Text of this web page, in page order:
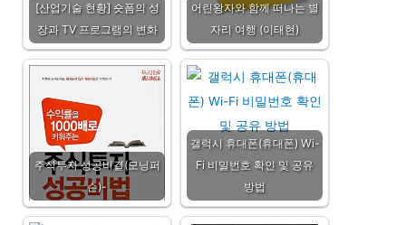
[산업기술 현황] 숏폼의 성
장과 TV 프로그램의 변화
어린왕자와 함께 떠나는 별
자리 여행 (이태현)
주식투자 성공비결(모닝퍼
슨)-
갤럭시 휴대폰(휴대폰) Wi-
Fi 비밀번호 확인 및 공유
방법